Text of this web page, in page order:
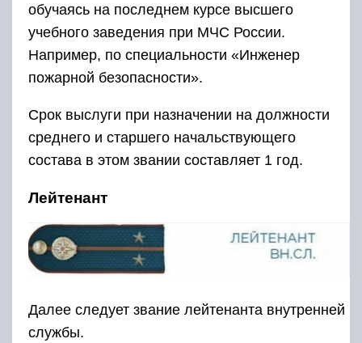
обучаясь на последнем курсе высшего
учебного заведения при МЧС России.
Например, по специальности «Инженер
пожарной безопасности».
Срок выслуги при назначении на должности
среднего и старшего начальствующего
состава в этом звании составляет 1 год.
Лейтенант
Далее следует звание лейтенанта внутренней
службы.